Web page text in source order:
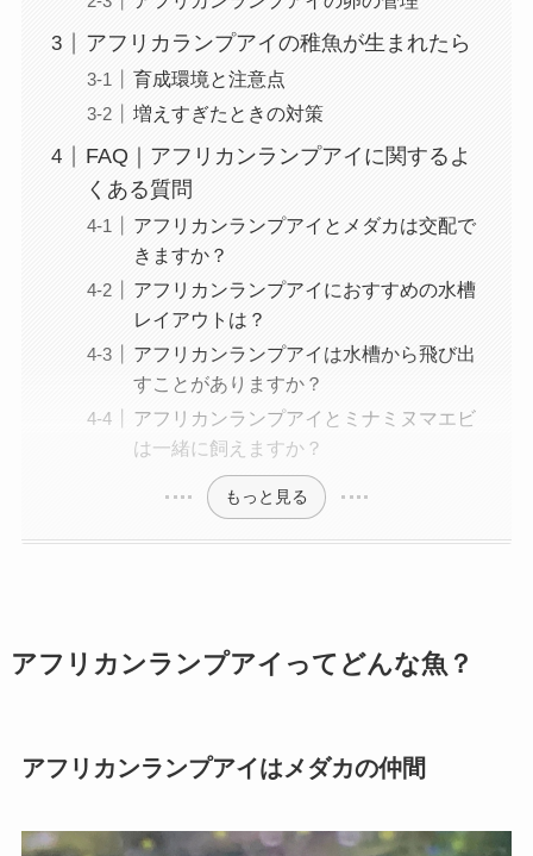
アフリカランプアイの稚魚が生まれたら
育成環境と注意点
増えすぎたときの対策
FAQ｜アフリカンランプアイに関するよ
くある質問
アフリカンランプアイとメダカは交配で
きますか？
アフリカンランプアイにおすすめの水槽
レイアウトは？
アフリカンランプアイは水槽から飛び出
すことがありますか？
アフリカンランプアイとミナミヌマエビ
は一緒に飼えますか？
もっと見る
アフリカンランプアイってどんな魚？
アフリカンランプアイはメダカの仲間